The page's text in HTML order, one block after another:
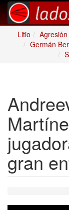
Litio
Agresión
Germán
gran